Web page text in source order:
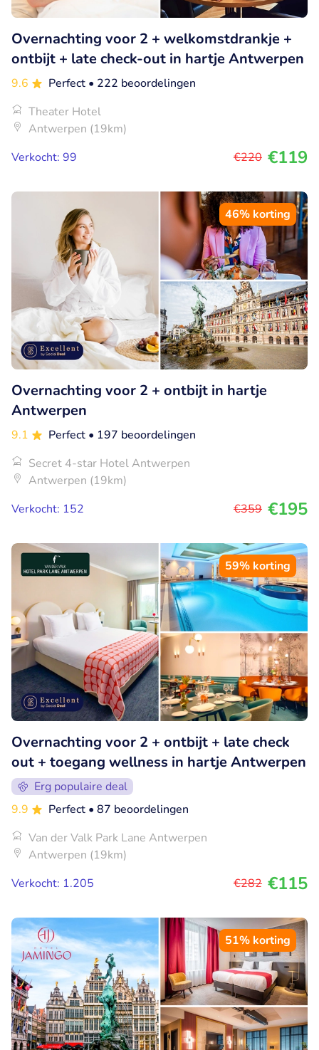
Overnachting voor 2 + welkomstdrankje +
ontbijt + late check-out in hartje Antwerpen
9.6 Perfect • 222 beoordelingen
Theater Hotel
Antwerpen (19km)
Verkocht: 99
€220 €119
46% korting
Overnachting voor 2 + ontbijt in hartje
Antwerpen
9.1 Perfect • 197 beoordelingen
Secret 4-star Hotel Antwerpen
Antwerpen (19km)
Verkocht: 152
€359 €195
59% korting
Overnachting voor 2 + ontbijt + late check
out + toegang wellness in hartje Antwerpen
Erg populaire deal
9.9
Perfect • 87 beoordelingen
Van der Valk Park Lane Antwerpen
Antwerpen (19km)
Verkocht: 1.205
€282 €115
51% korting